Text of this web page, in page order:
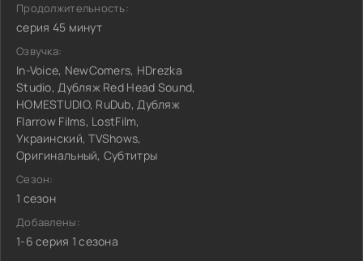
Продолжительность:
серия 45 минут
Озвучка:
In-Voice, NewComers, HDrezka
Studio, Дубляж Red Head Sound,
HOMESTUDIO, RuDub, Дубляж
Flarrow Films, LostFilm,
Украинский, TVShows,
Оригинальный, Субтитры
Сезон:
1 сезон
Добавлены:
1-6 серия 1 сезона